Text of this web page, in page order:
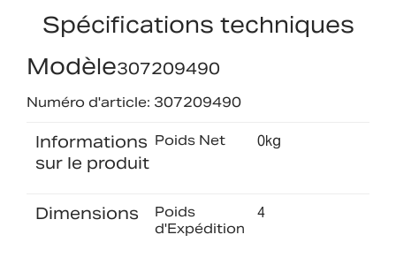
Spécifications techniques
Modèle307209490
Numéro d'article: 307209490
Informations
sur le produit
Poids Net 0kg
Dimensions
Poids
d'Expédition
4